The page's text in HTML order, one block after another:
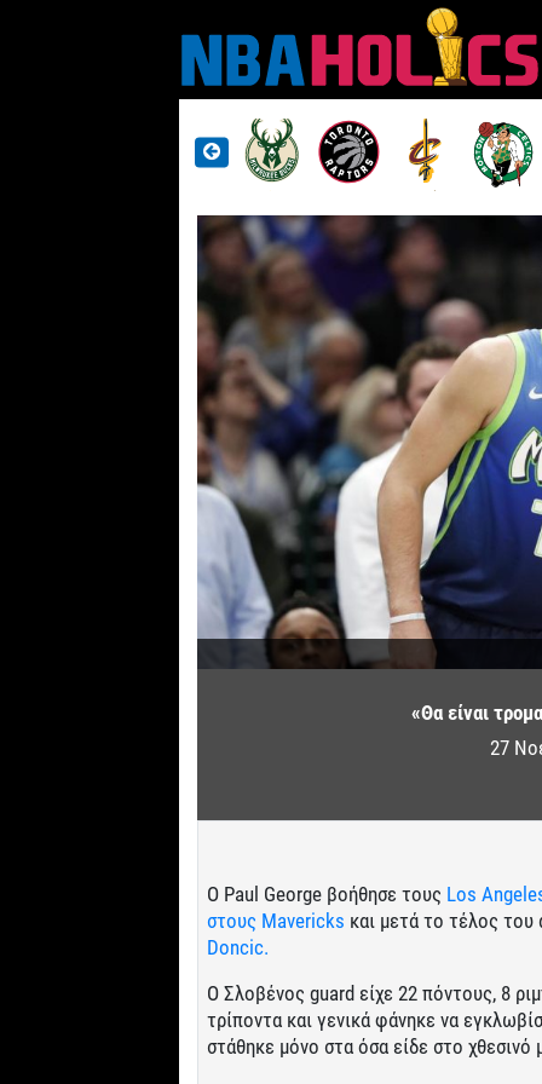
«Θα είναι
27
Ο Paul George βοήθησε τους Los
στους Mavericks και μετά το τέλος του
Doncic.
Ο Σλοβένος guard είχε 22 πόντους, 8
τρίποντα και γενικά φάνηκε να
στάθηκε μόνο στα όσα είδε στο χθεσινό